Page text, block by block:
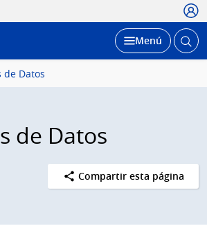
Desplegar
Menú Abrir
de Datos
de Datos
Compartir esta página